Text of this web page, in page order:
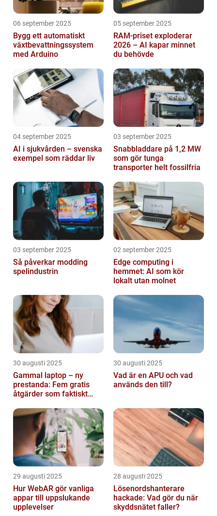
06 september 2025
Bygg ett automatiskt
växtbevattningssystem
med Arduino
05 september 2025
RAM-priset exploderar
2026 – AI kapar minnet
du behövde
04 september 2025
AI i sjukvården – svenska
exempel som räddar liv
03 september 2025
Snabbladdare på 1,2 MW
som gör tunga
transporter helt fossilfria
03 september 2025
Så påverkar modding
spelindustrin
02 september 2025
Edge computing i
hemmet: AI som kör
lokalt utan molnet
30 augusti 2025
Gammal laptop – ny
prestanda: Fem gratis
åtgärder som faktiskt
30 augusti 2025
Vad är en APU och vad
används den till?
29 augusti 2025
Hur WebAR gör vanliga
appar till uppslukande
upplevelser
28 augusti 2025
Lösenordshanterare
hackade: Vad gör du när
skyddsnätet faller?